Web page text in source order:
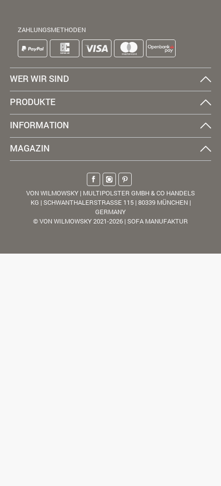
ZAHLUNGSMETHODEN
WER WIR SIND
PRODUKTE
INFORMATION
MAGAZIN
VON WILMOWSKY | MULTIPOLSTER GMBH & CO HANDELS
KG | SCHWANTHALERSTRASSE 115 | 80339 MÜNCHEN |
GERMANY
© VON WILMOWSKY 2021-2026 | SOFA MANUFAKTUR